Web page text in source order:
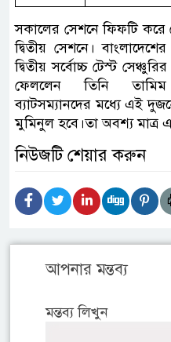
সকালের সেশনে ফিফটি করে
দ্বিতীয় সেশনে।
দ্বিতীয় সর্বোচ্চ টেস্ট
ফেললেন তিনি তামিম
ব্যাটসম্যানদের মধ্যে এই
মুমিনুল হবে।তা অবশ্য মাত্র
নিউজটি শেয়ার করুন
আপনার মন্তব্য
মন্তব্য লিখুন